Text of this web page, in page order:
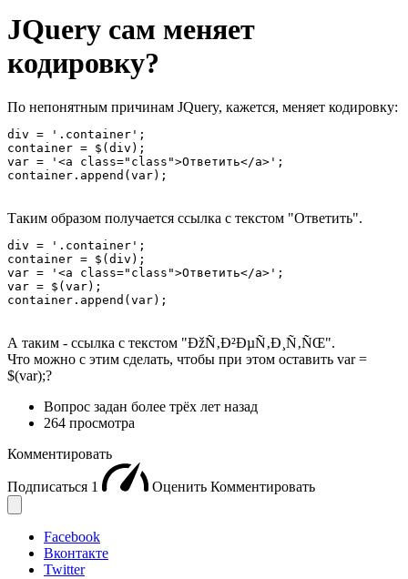
JQuery сам меняет
кодировку?
По непонятным причинам JQuery, кажется, меняет кодировку:
div = '.container';
container = $(div);
var = '<a class="class">Ответить</a>';
container.append(var);
Таким образом получается ссылка с текстом "Ответить".
div = '.container';
container = $(div);
var = '<a class="class">Ответить</a>';
var = $(var);
container.append(var);
А таким - ссылка с текстом "ÐžÑ‚Ð²ÐµÑ‚Ð¸Ñ‚ÑŒ".
Что можно с этим сделать, чтобы при этом оставить var =
$(var);?
Вопрос задан более трёх лет назад
264 просмотра
Комментировать
Подписаться 1 Оценить Комментировать
Facebook
Вконтакте
Twitter